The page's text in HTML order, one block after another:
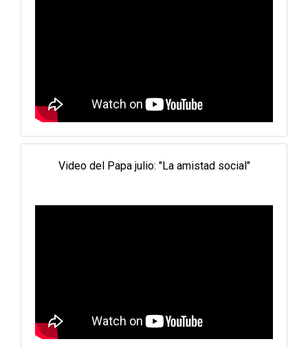
Video del Papa julio: "La amistad social"